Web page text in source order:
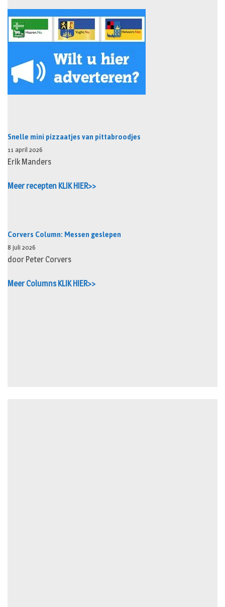
Snelle mini pizzaatjes van pittabroodjes
11 april 2026
Erik Manders
Meer recepten KLIK HIER>>
Corvers Column: Messen geslepen
8 juli 2026
door Peter Corvers
Meer Columns KLIK HIER>>